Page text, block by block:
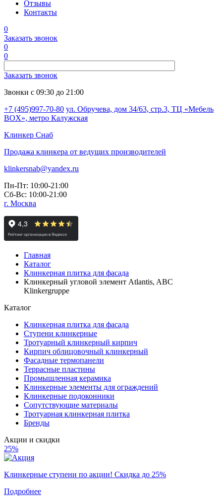
Отзывы
Контакты
0
Заказать звонок
0
0
Заказать звонок
Звонки с 09:30 до 21:00
+7 (495)997-70-80 ул. Обручева, дом 34/63, стр.3, ТЦ «Мебель
BOX», метро Калужская
Клинкер Снаб
Продажа клинкера от ведущих производителей
klinkersnab@yandex.ru
Пн-Пт: 10:00-21:00
Сб-Вс: 10:00-21:00
г. Москва
Главная
Каталог
Клинкерная плитка для фасада
Клинкерный угловой элемент Atlantis, ABC
Klinkergruppe
Каталог
Клинкерная плитка для фасада
Ступени клинкерные
Тротуарный клинкерный кирпич
Кирпич облицовочный клинкерный
Фасадные термопанели
Террасные пластины
Промышленная керамика
Клинкерные элементы для ограждений
Клинкерные подоконники
Сопутствующие материалы
Тротуарная клинкерная плитка
Бренды
Акции и скидки
25%
Клинкерные ступени по акции! Скидка до 25%
Подробнее